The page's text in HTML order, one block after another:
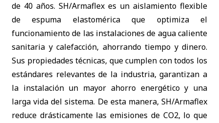
de 40 años. SH/Armaflex es un aislamiento flexible
de espuma elastomérica que optimiza el
funcionamiento de las instalaciones de agua caliente
sanitaria y calefacción, ahorrando tiempo y dinero.
Sus propiedades técnicas, que cumplen con todos los
estándares relevantes de la industria, garantizan a
la instalación un mayor ahorro energético y una
larga vida del sistema. De esta manera, SH/Armaflex
reduce drásticamente las emisiones de CO2, lo que